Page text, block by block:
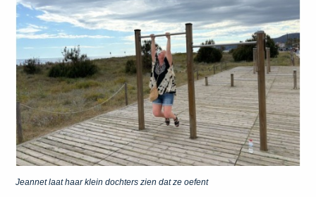
Jeannet laat haar klein dochters zien dat ze oefent